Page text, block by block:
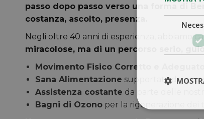
passo dopo passo verso una forma di
costanza, ascolto, presenza.
Negli oltre 40 anni di esperienza, abbiamo
miracolose, ma di un percorso serio,
Movimento Fisico Corretto e Adeguato
Sana Alimentazione supportata dai
Assistenza costante da parte delle
Bagni di Ozono per la rigenerazione dei